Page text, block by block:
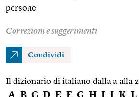
persone
Correzioni e suggerimenti
Condividi
Il dizionario di italiano dalla a alla z
A B C D E F G H I J K L